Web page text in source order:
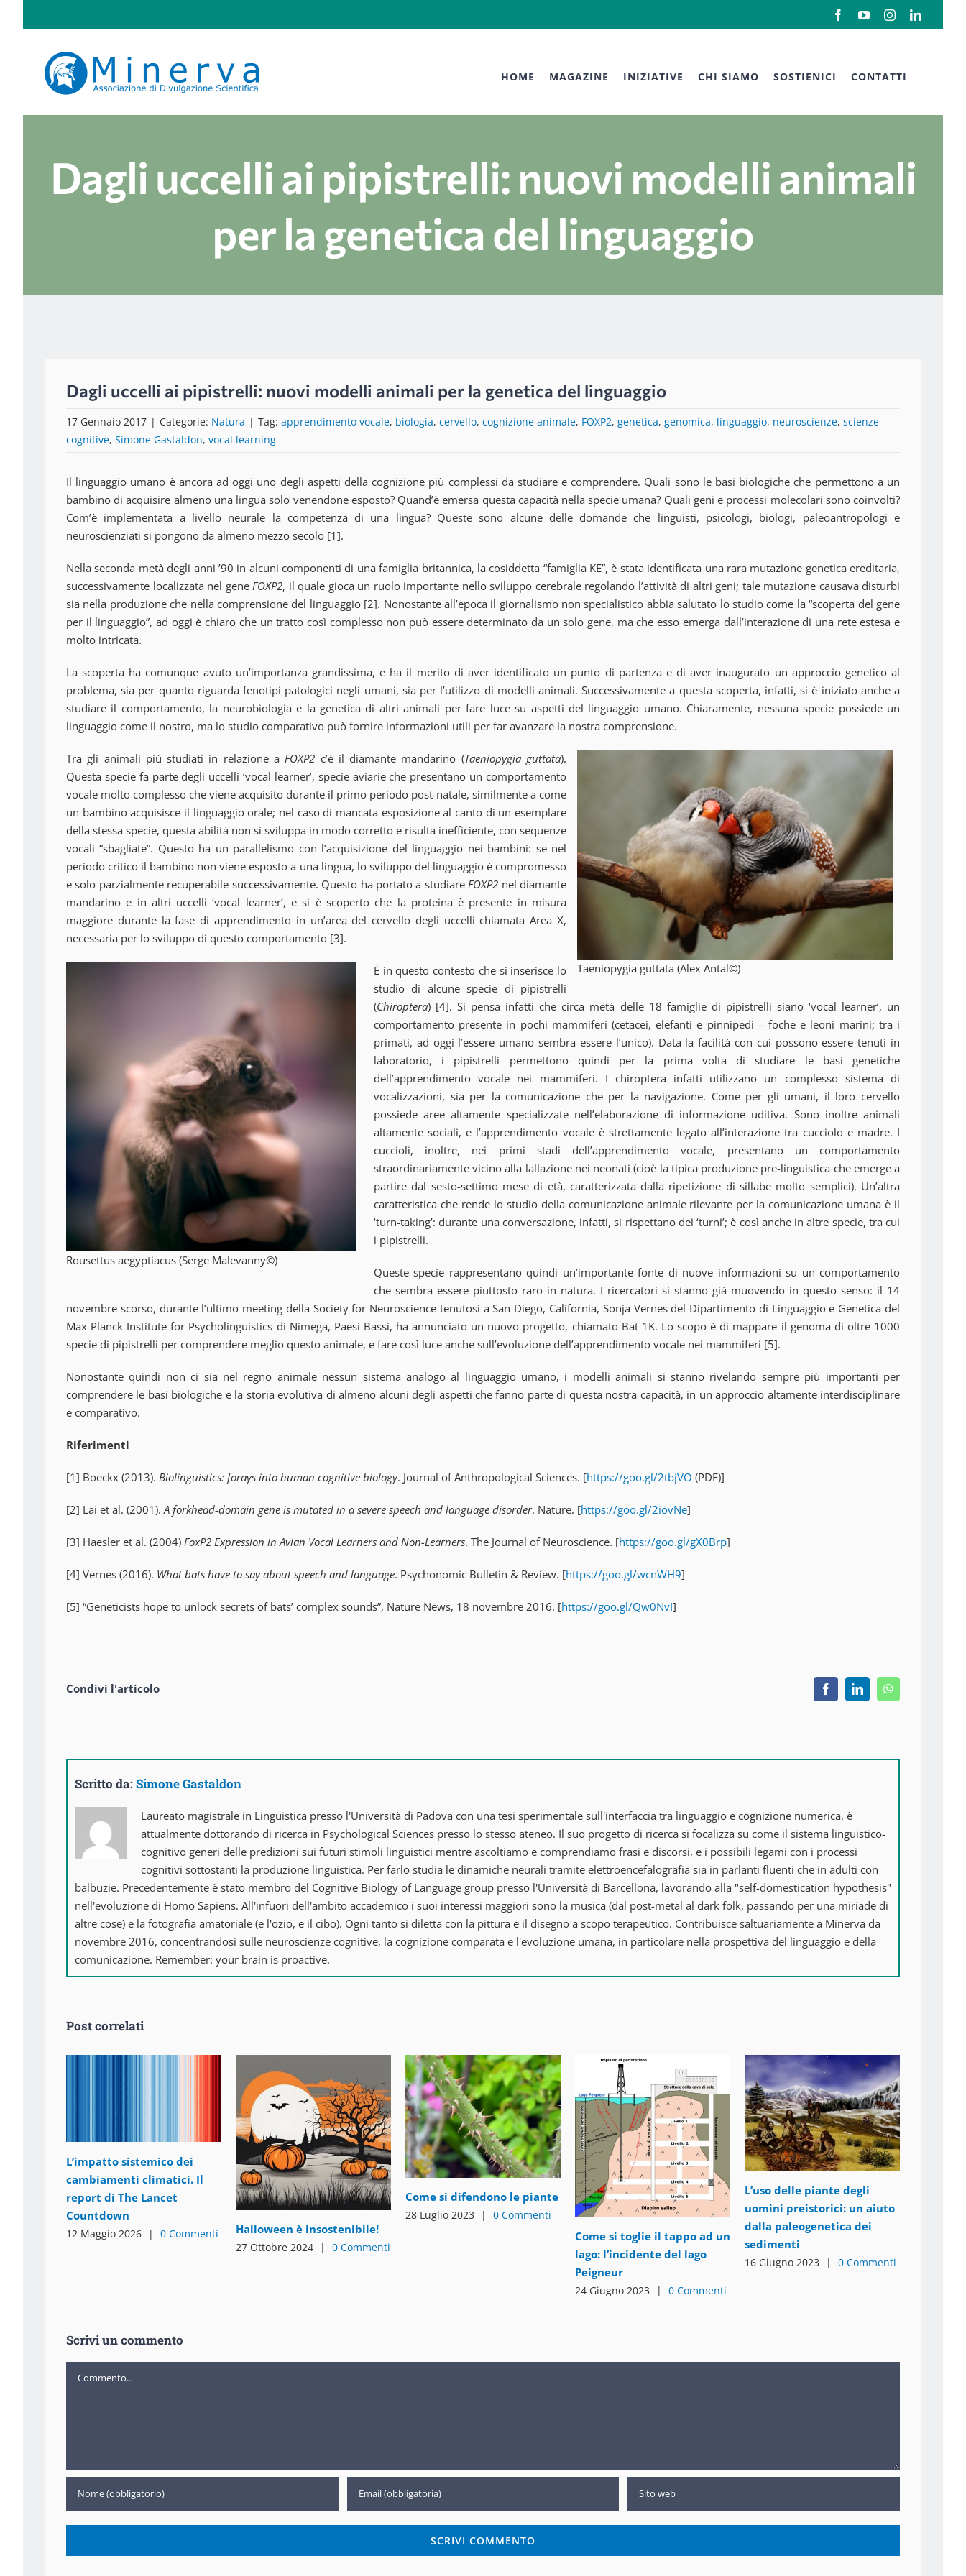
FacebookYouTubeInstagramLinkedIn
HOME MAGAZINE INIZIATIVE CHI SIAMO SOSTIENICI CONTATTI
Dagli uccelli ai pipistrelli: nuovi modelli animali
per la genetica del linguaggio
Dagli uccelli ai pipistrelli: nuovi modelli animali per la genetica del linguaggio
17 Gennaio 2017 | Categorie: Natura | Tag: apprendimento vocale, biologia, cervello, cognizione animale, FOXP2, genetica, genomica, linguaggio, neuroscienze, scienze
cognitive, Simone Gastaldon, vocal learning
Il linguaggio umano è ancora ad oggi uno degli aspetti della cognizione più complessi da studiare e comprendere. Quali sono le basi biologiche che permettono a un
bambino di acquisire almeno una lingua solo venendone esposto? Quand’è emersa questa capacità nella specie umana? Quali geni e processi molecolari sono coinvolti?
Com’è implementata a livello neurale la competenza di una lingua? Queste sono alcune delle domande che linguisti, psicologi, biologi, paleoantropologi e
neuroscienziati si pongono da almeno mezzo secolo [1].
Nella seconda metà degli anni ’90 in alcuni componenti di una famiglia britannica, la cosiddetta “famiglia KE”, è stata identificata una rara mutazione genetica ereditaria,
successivamente localizzata nel gene FOXP2, il quale gioca un ruolo importante nello sviluppo cerebrale regolando l’attività di altri geni; tale mutazione causava disturbi
sia nella produzione che nella comprensione del linguaggio [2]. Nonostante all’epoca il giornalismo non specialistico abbia salutato lo studio come la “scoperta del gene
per il linguaggio”, ad oggi è chiaro che un tratto così complesso non può essere determinato da un solo gene, ma che esso emerga dall’interazione di una rete estesa e
molto intricata.
La scoperta ha comunque avuto un’importanza grandissima, e ha il merito di aver identificato un punto di partenza e di aver inaugurato un approccio genetico al
problema, sia per quanto riguarda fenotipi patologici negli umani, sia per l’utilizzo di modelli animali. Successivamente a questa scoperta, infatti, si è iniziato anche a
studiare il comportamento, la neurobiologia e la genetica di altri animali per fare luce su aspetti del linguaggio umano. Chiaramente, nessuna specie possiede un
linguaggio come il nostro, ma lo studio comparativo può fornire informazioni utili per far avanzare la nostra comprensione.
Taeniopygia guttata (Alex Antal©)
Tra gli animali più studiati in relazione aFOXP2 c’è il diamante mandarino (Taeniopygia guttata).
Questa specie fa parte degli uccelli ‘vocal learner’, specie aviarie che presentano un comportamento
vocale molto complesso che viene acquisito durante il primo periodo post-natale, similmente a come
un bambino acquisisce il linguaggio orale; nel caso di mancata esposizione al canto di un esemplare
della stessa specie, questa abilità non si sviluppa in modo corretto e risulta inefficiente, con sequenze
vocali “sbagliate”. Questo ha un parallelismo con l’acquisizione del linguaggio nei bambini: se nel
periodo critico il bambino non viene esposto a una lingua, lo sviluppo del linguaggio è compromesso
e solo parzialmente recuperabile successivamente. Questo ha portato a studiareFOXP2 nel diamante
mandarino e in altri uccelli ‘vocal learner’, e si è scoperto che la proteina è presente in misura
maggiore durante la fase di apprendimento in un’area del cervello degli uccelli chiamata Area X,
necessaria per lo sviluppo di questo comportamento [3].
Rousettus aegyptiacus (Serge Malevanny©)
È in questo contesto che si inserisce lo
studio di alcune specie di pipistrelli
(Chiroptera) [4]. Si pensa infatti che circa metà delle 18 famiglie di pipistrelli siano ‘vocal learner’, un
comportamento presente in pochi mammiferi (cetacei, elefanti e pinnipedi – foche e leoni marini; tra i
primati, ad oggi l’essere umano sembra essere l’unico). Data la facilità con cui possono essere tenuti in
laboratorio, i pipistrelli permettono quindi per la prima volta di studiare le basi genetiche
dell’apprendimento vocale nei mammiferi. I chiroptera infatti utilizzano un complesso sistema di
vocalizzazioni, sia per la comunicazione che per la navigazione. Come per gli umani, il loro cervello
possiede aree altamente specializzate nell’elaborazione di informazione uditiva. Sono inoltre animali
altamente sociali, e l’apprendimento vocale è strettamente legato all’interazione tra cucciolo e madre. I
cuccioli, inoltre, nei primi stadi dell’apprendimento vocale, presentano un comportamento
straordinariamente vicino alla lallazione nei neonati (cioè la tipica produzione pre-linguistica che emerge a
partire dal sesto-settimo mese di età, caratterizzata dalla ripetizione di sillabe molto semplici). Un’altra
caratteristica che rende lo studio della comunicazione animale rilevante per la comunicazione umana è il
‘turn-taking’: durante una conversazione, infatti, si rispettano dei ‘turni’; è così anche in altre specie, tra cui
i pipistrelli.
Queste specie rappresentano quindi un’importante fonte di nuove informazioni su un comportamento
che sembra essere piuttosto raro in natura. I ricercatori si stanno già muovendo in questo senso: il 14
novembre scorso, durante l’ultimo meeting della Society for Neuroscience tenutosi a San Diego, California, Sonja Vernes del Dipartimento di Linguaggio e Genetica del
Max Planck Institute for Psycholinguistics di Nimega, Paesi Bassi, ha annunciato un nuovo progetto, chiamato Bat 1K. Lo scopo è di mappare il genoma di oltre 1000
specie di pipistrelli per comprendere meglio questo animale, e fare così luce anche sull’evoluzione dell’apprendimento vocale nei mammiferi [5].
Nonostante quindi non ci sia nel regno animale nessun sistema analogo al linguaggio umano, i modelli animali si stanno rivelando sempre più importanti per
comprendere le basi biologiche e la storia evolutiva di almeno alcuni degli aspetti che fanno parte di questa nostra capacità, in un approccio altamente interdisciplinare
e comparativo.
Riferimenti
[1] Boeckx (2013). Biolinguistics: forays into human cognitive biology. Journal of Anthropological Sciences. [https://goo.gl/2tbjVO (PDF)]
[2] Lai et al. (2001).A forkhead-domain gene is mutated in a severe speech and language disorder. Nature. [https://goo.gl/2iovNe]
[3] Haesler et al. (2004) FoxP2 Expression in Avian Vocal Learners and Non-Learners. The Journal of Neuroscience. [https://goo.gl/gX0Brp]
[4] Vernes (2016). What bats have to say about speech and language. Psychonomic Bulletin & Review. [https://goo.gl/wcnWH9]
[5] “Geneticists hope to unlock secrets of bats’ complex sounds”, Nature News, 18 novembre 2016. [https://goo.gl/Qw0NvI]
Condivi l'articolo FacebookLinkedInWhatsApp
Scritto da:Simone Gastaldon
Laureato magistrale in Linguistica presso l'Università di Padova con una tesi sperimentale sull'interfaccia tra linguaggio e cognizione numerica, è
attualmente dottorando di ricerca in Psychological Sciences presso lo stesso ateneo. Il suo progetto di ricerca si focalizza su come il sistema linguistico-
cognitivo generi delle predizioni sui futuri stimoli linguistici mentre ascoltiamo e comprendiamo frasi e discorsi, e i possibili legami con i processi
cognitivi sottostanti la produzione linguistica. Per farlo studia le dinamiche neurali tramite elettroencefalografia sia in parlanti fluenti che in adulti con
balbuzie. Precedentemente è stato membro del Cognitive Biology of Language group presso l'Università di Barcellona, lavorando alla "self-domestication hypothesis"
nell'evoluzione di Homo Sapiens. All'infuori dell'ambito accademico i suoi interessi maggiori sono la musica (dal post-metal al dark folk, passando per una miriade di
altre cose) e la fotografia amatoriale (e l'ozio, e il cibo). Ogni tanto si diletta con la pittura e il disegno a scopo terapeutico. Contribuisce saltuariamente a Minerva da
novembre 2016, concentrandosi sulle neuroscienze cognitive, la cognizione comparata e l'evoluzione umana, in particolare nella prospettiva del linguaggio e della
comunicazione. Remember: your brain is proactive.
Post correlati
L’impatto sistemico dei
cambiamenti climatici. Il
report di The Lancet
Countdown
12 Maggio 2026 | 0 Commenti Halloween è insostenibile!
27 Ottobre 2024 | 0 Commenti
Come si difendono le piante
28 Luglio 2023 | 0 Commenti
Come si toglie il tappo ad un
lago: l’incidente del lago
Peigneur
24 Giugno 2023 | 0 Commenti
L’uso delle piante degli
uomini preistorici: un aiuto
dalla paleogenetica dei
sedimenti
16 Giugno 2023 | 0 Commenti
Scrivi un commento